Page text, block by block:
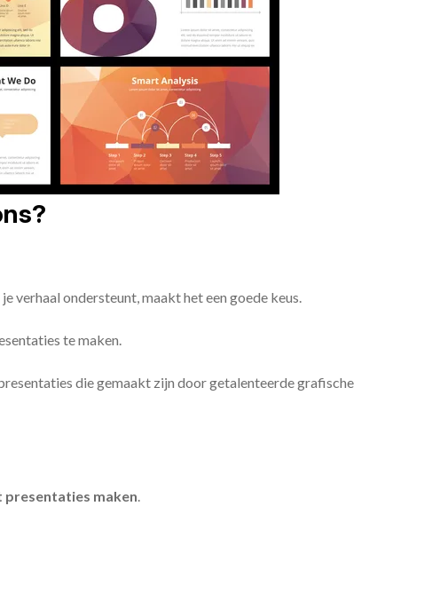
verhaal ondersteunt, maakt het een goede keus.
te maken.
die gemaakt zijn door getalenteerde grafische
presentaties maken.